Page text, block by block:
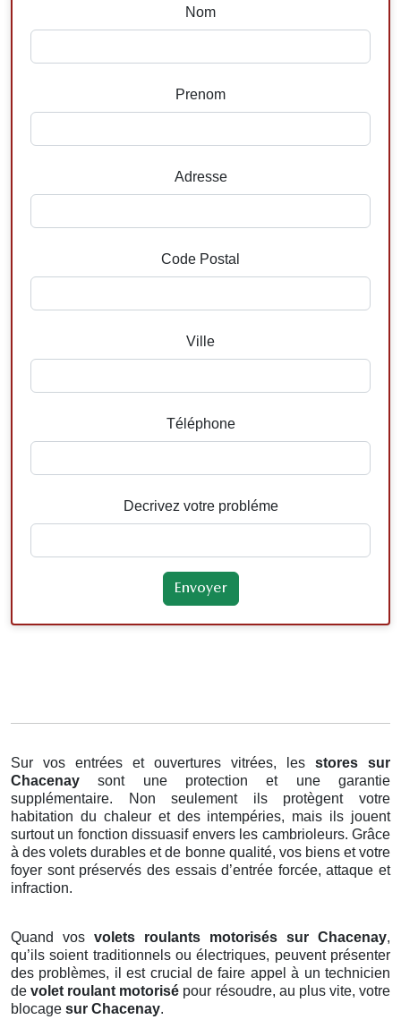
Nom
Prenom
Adresse
Code Postal
Ville
Téléphone
Decrivez votre probléme
Sur vos entrées et ouvertures vitrées, les stores
sur
Chacenaysont une protection et une garantie
supplémentaire. Non seulement ils protègent votre
habitation du chaleur et des intempéries, mais ils jouent
surtout un fonction dissuasif envers les cambrioleurs. Grâce
à des volets durables et de bonne qualité, vos biens et votre
foyer sont préservés des essais d’entrée forcée, attaque et
infraction.
Quand vos volets roulants motorisés sur Chacenay,
qu’ils soient traditionnels ou électriques, peuvent présenter
des problèmes, il est crucial de faire appel à un technicien
devolet roulant motorisé pour résoudre, au plus vite, votre
blocage sur Chacenay.